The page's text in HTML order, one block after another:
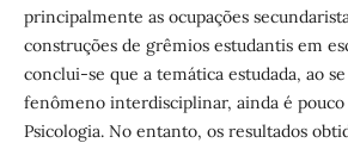
principalmente as ocupações
construções de grêmios estudantis em
conclui-se que a temática estudada, ao
fenômeno interdisciplinar, ainda é pouco
Psicologia. No entanto, os resultados